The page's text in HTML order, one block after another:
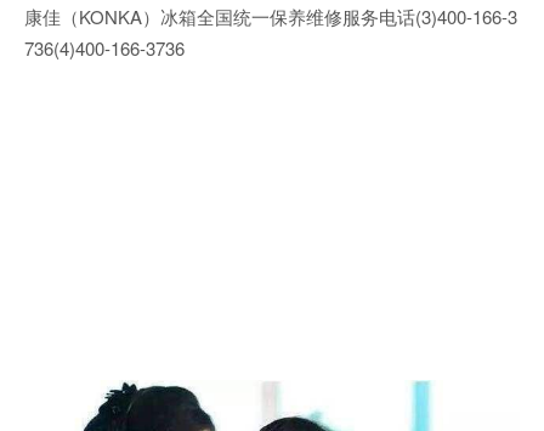
康佳（KONKA）冰箱全国统一保养维修服务电话(3)400-166-3
736(4)400-166-3736